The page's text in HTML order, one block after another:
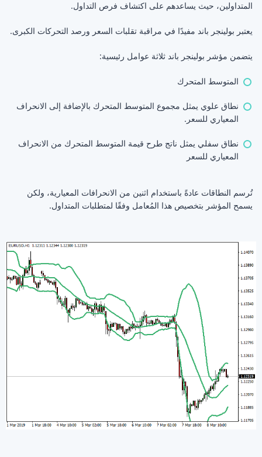
المتداولين، حيث يساعدهم على اكتشاف فرص التداول.
يعتبر بولينجر باند مفيدًا في مراقبة تقلبات السعر ورصد التحركات الكبرى.
يتضمن مؤشر بولينجر باند ثلاثة عوامل رئيسية:
المتوسط المتحرك
نطاق علوي يمثل مجموع المتوسط المتحرك بالإضافة إلى الانحراف
المعياري للسعر.
نطاق سفلي يمثل ناتج طرح قيمة المتوسط المتحرك من الانحراف
المعياري للسعر
تُرسم النطاقات عادةً باستخدام اثنين من الانحرافات المعيارية، ولكن
يسمح المؤشر بتخصيص هذا المُعامل وفقًا لمتطلبات المتداول.